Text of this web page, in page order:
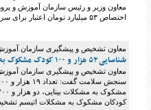
معاون وزیر و رئیس سازمان آموزش و
اختصاص ۵۳ میلیارد تومان اعتبار برای سرویس ایاب و ذهاب دانش آموزان استثنایی در سال جاری خبر داد.
معاون تشخیص و پیشگیری سازمان آموزش
شناسایی ۵۲ هزار و ۱۰۰ کودک مشکوک به مشکلات بینایی
معاون تشخیص و پیشگیری سازمان آموزش
کودکان مشکوک به مشکلات اتیسم